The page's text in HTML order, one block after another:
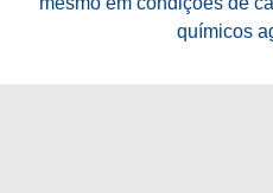
químicos